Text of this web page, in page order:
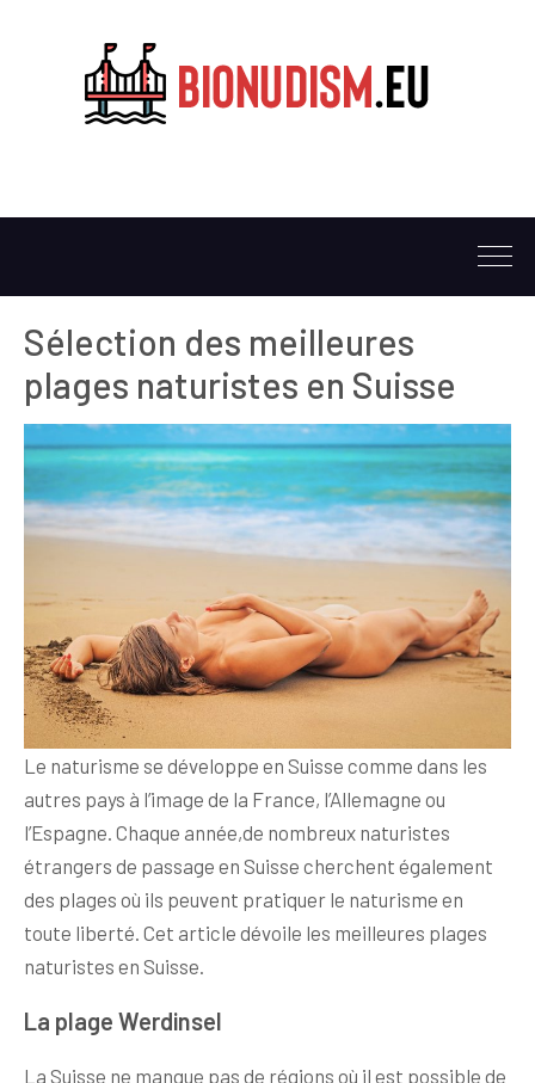
Sélection des meilleures
plages naturistes en Suisse
Le naturisme se développe en Suisse comme dans les
autres pays à l’image de la France, l’Allemagne ou
l’Espagne. Chaque année,de nombreux naturistes
étrangers de passage en Suisse cherchent également
des plages où ils peuvent pratiquer le naturisme en
toute liberté. Cet article dévoile les meilleures plages
naturistes en Suisse.
La plage Werdinsel
La Suisse ne manque pas de régions où il est possible de